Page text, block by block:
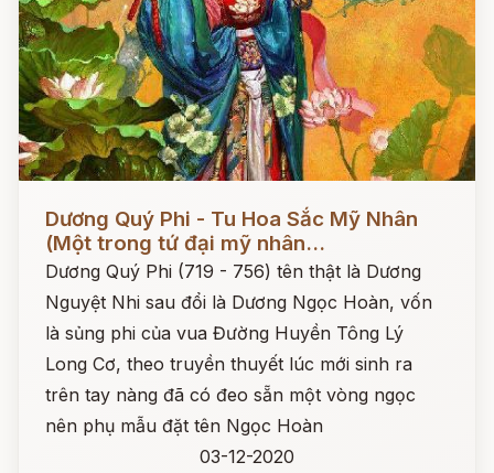
Dương Quý Phi - Tu Hoa Sắc Mỹ Nhân
(Một trong tứ đại mỹ nhân...
Dương Quý Phi (719 - 756) tên thật là Dương
Nguyệt Nhi sau đổi là Dương Ngọc Hoàn, vốn
là sủng phi của vua Đường Huyền Tông Lý
Long Cơ, theo truyền thuyết lúc mới sinh ra
trên tay nàng đã có đeo sẵn một vòng ngọc
nên phụ mẫu đặt tên Ngọc Hoàn
03-12-2020